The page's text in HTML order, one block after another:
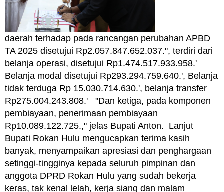
daerah terhadap pada rancangan perubahan APBD
TA 2025 disetujui Rp2.057.847.652.037.", terdiri dari
belanja operasi, disetujui Rp1.474.517.933.958.'
Belanja modal disetujui Rp293.294.759.640.', Belanja
tidak terduga Rp 15.030.714.630.', belanja transfer
Rp275.004.243.808.' "Dan ketiga, pada komponen
pembiayaan, penerimaan pembiayaan
Rp10.089.122.725.," jelas Bupati Anton. Lanjut
Bupati Rokan Hulu mengucapkan terima kasih
banyak, menyampaikan apresiasi dan penghargaan
setinggi-tingginya kepada seluruh pimpinan dan
anggota DPRD Rokan Hulu yang sudah bekerja
keras, tak kenal lelah, kerja siang dan malam